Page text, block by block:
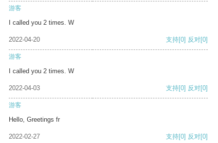
游客
I called you 2 times. W
2022-04-20 支持[0] 反对[0]
游客
I called you 2 times. W
2022-04-03 支持[0] 反对[0]
游客
Hello, Greetings fr
2022-02-27 支持[0] 反对[0]